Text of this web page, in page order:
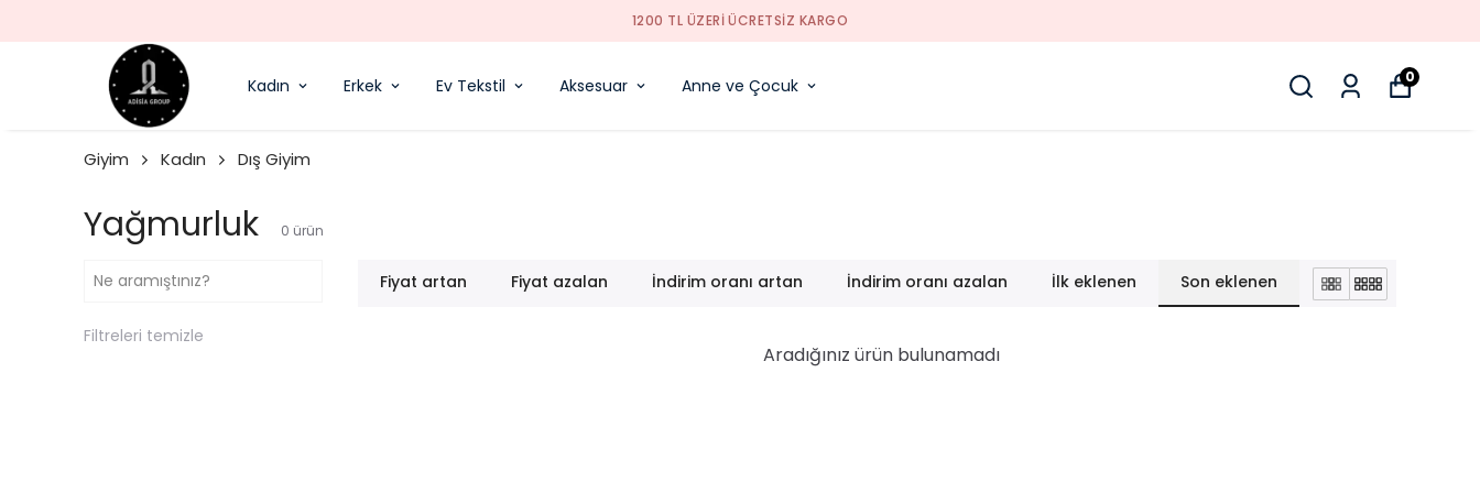
1200 TL ÜZERI ÜCRETSIZ KARGO
Kadın Erkek Ev Tekstil Aksesuar Anne ve Çocuk 0
Giyim Kadın Dış Giyim
Yağmurluk 0 ürün
Fiyat artan Fiyat azalan İndirim oranı artan İndirim oranı azalan İlk eklenen Son eklenen
Filtreleri temizle
Aradığınız ürün bulunamadı